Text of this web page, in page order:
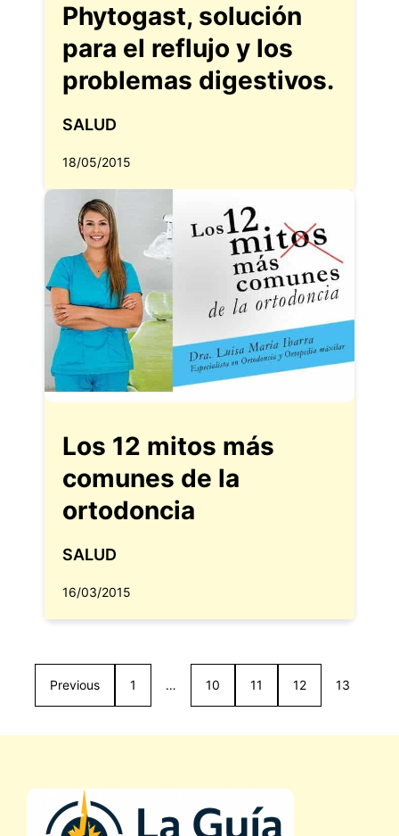
Phytogast, solución
para el reflujo y los
problemas digestivos.
SALUD
18/05/2015
Los 12 mitos más
comunes de la
ortodoncia
SALUD
16/03/2015
Previous 1 … 10 11 12 13